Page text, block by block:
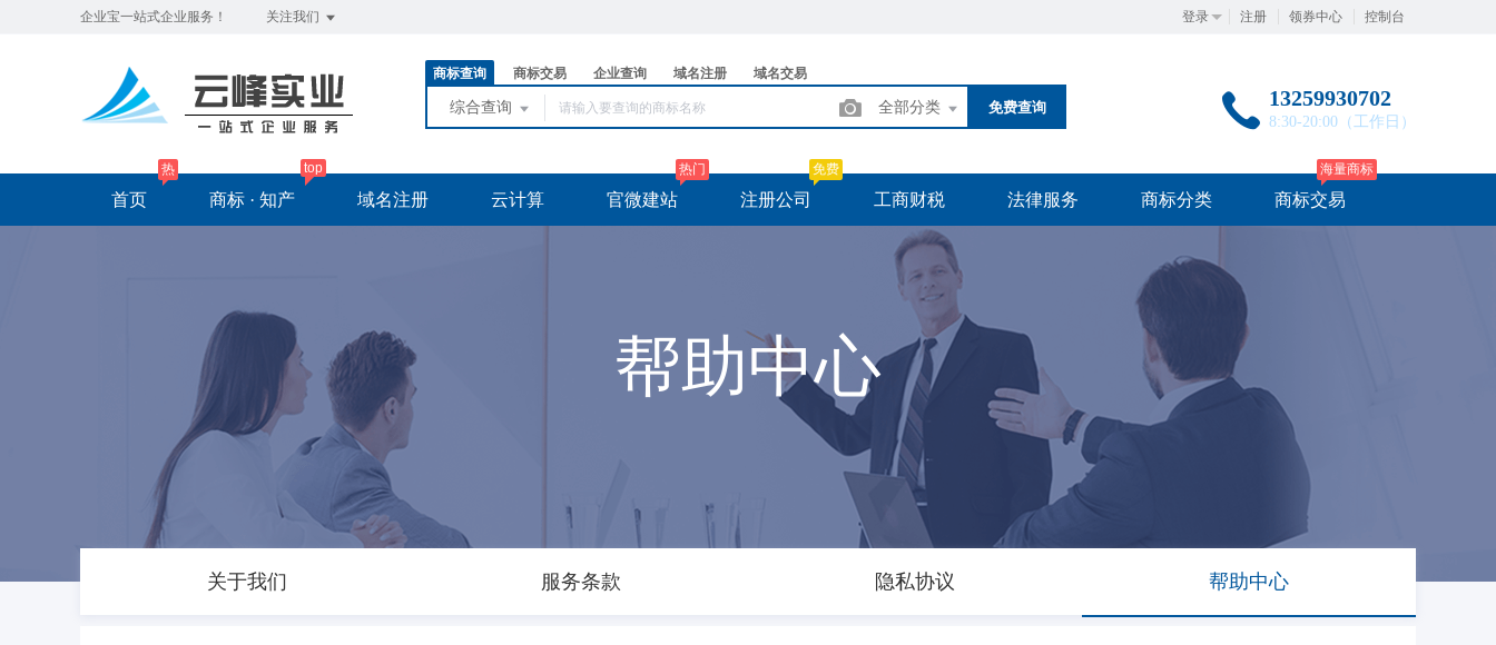
企业宝一站式企业服务！ 关注我们 登录 注册 领券中心 控制台
商标查询 商标交易 企业查询 域名注册 域名交易
综合查询 全部分类 免费查询 13259930702
8:30-20:00（工作日）
首页
热
商标 · 知产
top
域名注册 云计算 官微建站
热门
注册公司
免费
工商财税 法律服务 商标分类 商标交易
海量商标
帮助中心
关于我们 服务条款 隐私协议 帮助中心